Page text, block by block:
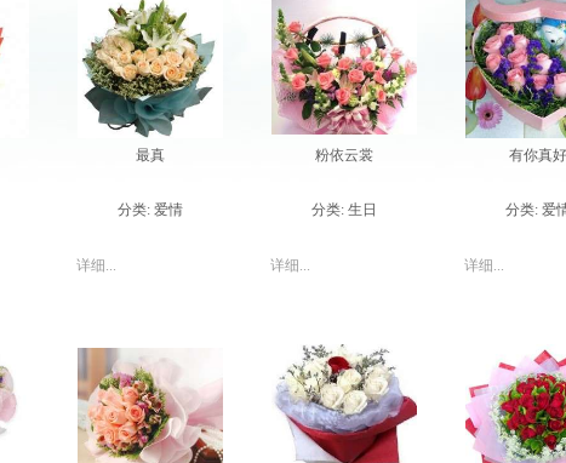
最真
分类: 爱情
详细...
粉依云裳
分类: 生日
详细...
有你真好
分类: 爱
详细...